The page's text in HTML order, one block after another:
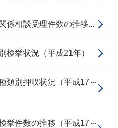
係相談受理件数の推移...
挙状況（平成21年）
類別押収状況（平成17～
挙件数の推移（平成17～